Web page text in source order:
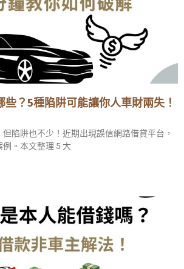
？5種陷阱可能讓你人車財兩失！
陷阱也不少！近期出現誤信網路借貸平台，
。本文整理 5 大